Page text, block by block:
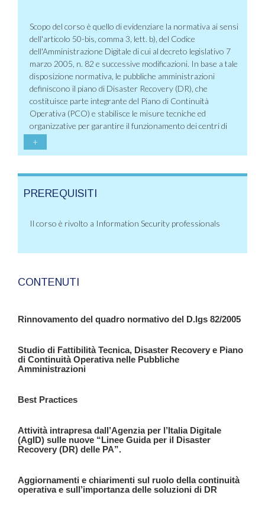
Scopo del corso è quello di evidenziare la normativa ai sensi
dell'articolo 50-bis, comma 3, lett. b), del Codice
dell'Amministrazione Digitale di cui al decreto legislativo 7
marzo 2005, n. 82 e successive modificazioni. In base a tale
disposizione normativa, le pubbliche amministrazioni
definiscono il piano di Disaster Recovery (DR), che
costituisce parte integrante del Piano di Continuità
Operativa (PCO) e stabilisce le misure tecniche ed
organizzative per garantire il funzionamento dei centri di
+
PREREQUISITI
Il corso è rivolto a Information Security professionals
CONTENUTI
Rinnovamento del quadro normativo del D.lgs 82/2005
Studio di Fattibilità Tecnica, Disaster Recovery e Piano
di Continuità Operativa nelle Pubbliche
Amministrazioni
Best Practices
Attività intrapresa dall’Agenzia per l’Italia Digitale
(AgID) sulle nuove “Linee Guida per il Disaster
Recovery (DR) delle PA”.
Aggiornamenti e chiarimenti sul ruolo della continuità
operativa e sull’importanza delle soluzioni di DR